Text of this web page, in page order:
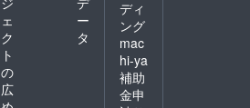
ェ
ク
ト
の
広
ー
タ
ディ
ング
mac
hi-ya
補助
金申